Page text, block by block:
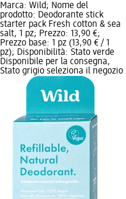
Marca: Wild; Nome del
prodotto: Deodorante stick
starter pack Fresh cotton & sea
salt, 1 pz; Prezzo: 13,90 €;
Prezzo base: 1 pz (13,90 € / 1
pz); Disponibilità: Stato verde
Disponibile per la consegna,
Stato grigio seleziona il negozio